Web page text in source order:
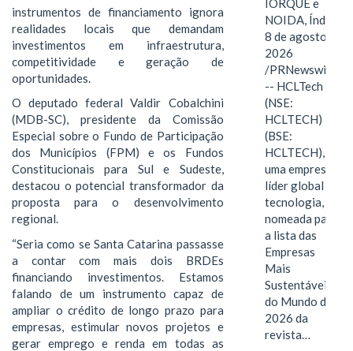
instrumentos de financiamento ignora
realidades locais que demandam
investimentos em infraestrutura,
competitividade e geração de
oportunidades.
O deputado federal Valdir Cobalchini
(MDB-SC), presidente da Comissão
Especial sobre o Fundo de Participação
dos Municípios (FPM) e os Fundos
Constitucionais para Sul e Sudeste,
destacou o potencial transformador da
proposta para o desenvolvimento
regional.
“Seria como se Santa Catarina passasse
a contar com mais dois BRDEs
financiando investimentos. Estamos
falando de um instrumento capaz de
ampliar o crédito de longo prazo para
empresas, estimular novos projetos e
gerar emprego e renda em todas as
IORQUE e
NOIDA, Índia,
8 de agosto de
2026
/PRNewswire/
-- HCLTech
(NSE:
HCLTECH)
(BSE:
HCLTECH),
uma empresa
líder global em
tecnologia, foi
nomeada para
a lista das
Empresas
Mais
Sustentáveis
do Mundo de
2026 da
revista…